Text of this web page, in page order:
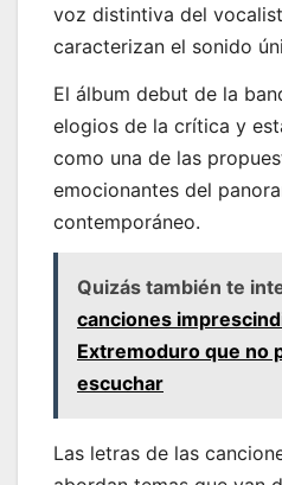
voz distintiva del
caracterizan el sonido
El álbum debut de la
elogios de la crítica y
como una de las
emocionantes del
contemporáneo.
Quizás también te
canciones
Extremoduro que no
escuchar
Las letras de las